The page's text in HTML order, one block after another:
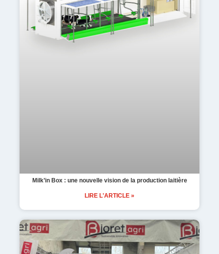
Milk’in Box : une nouvelle vision de la production laitière
LIRE L'ARTICLE »